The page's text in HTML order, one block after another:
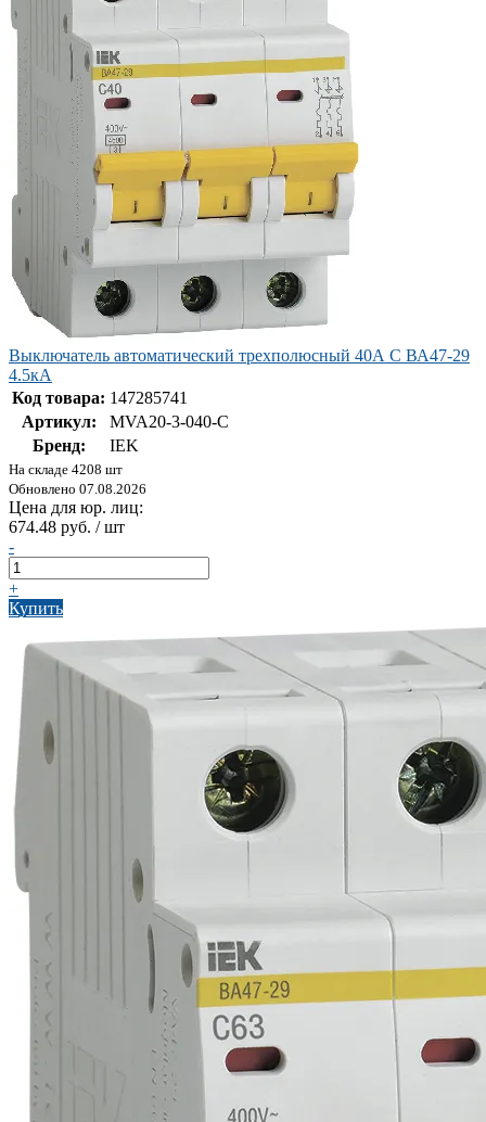
Выключатель автоматический трехполюсный 40А C ВА47-29
4.5кА
Код товара: 147285741
Артикул:
MVA20-3-040-C
Бренд:
IEK
На складе 4208 шт
Обновлено 07.08.2026
Цена для юр. лиц:
674.48 руб. / шт
-
+
Купить